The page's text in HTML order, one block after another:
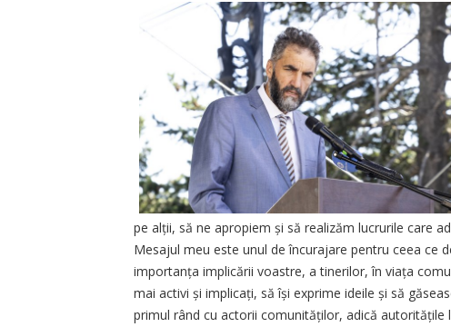
pe alții, să ne apropiem și să realizăm lucrurile care
Mesajul meu este unul de încurajare pentru ceea ce
importanța implicării voastre, a tinerilor, în viața
mai activi și implicați, să își exprime ideile și să
primul rând cu actorii comunităților, adică autoritățile